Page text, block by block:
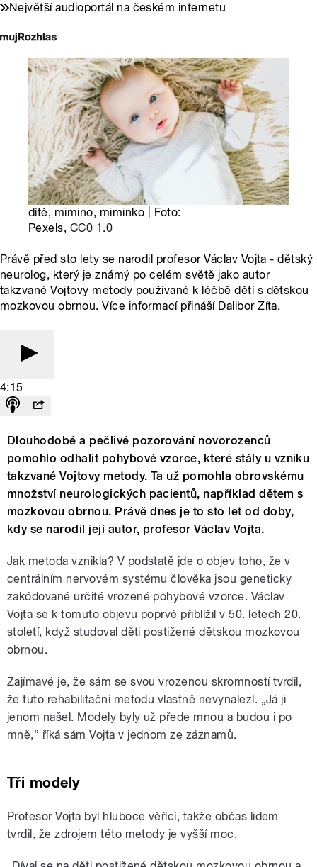
Největší audioportál na českém internetu
dítě, mimino, miminko | Foto:
Pexels, CC0 1.0
Právě před sto lety se narodil profesor Václav Vojta - dětský
neurolog, který je známý po celém světě jako autor
takzvané Vojtovy metody používané k léčbě dětí s dětskou
mozkovou obrnou. Více informací přináší Dalibor Zíta.
4:15
Dlouhodobé a pečlivé pozorování novorozenců
pomohlo odhalit pohybové vzorce, které stály u vzniku
takzvané Vojtovy metody. Ta už pomohla obrovskému
množství neurologických pacientů, například dětem s
mozkovou obrnou. Právě dnes je to sto let od doby,
kdy se narodil její autor, profesor Václav Vojta.
Jak metoda vznikla? V podstatě jde o objev toho, že v
centrálním nervovém systému člověka jsou geneticky
zakódované určité vrozené pohybové vzorce. Václav
Vojta se k tomuto objevu poprvé přiblížil v 50. letech 20.
století, když studoval děti postižené dětskou mozkovou
obrnou.
Zajímavé je, že sám se svou vrozenou skromností tvrdil,
že tuto rehabilitační metodu vlastně nevynalezl. „Já ji
jenom našel. Modely byly už přede mnou a budou i po
mně,” říká sám Vojta v jednom ze záznamů.
Tři modely
Profesor Vojta byl hluboce věřící, takže občas lidem
tvrdil, že zdrojem této metody je vyšší moc.